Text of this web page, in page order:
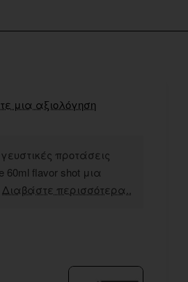
προτάσεις
60ml flavor shot μια
Διαβάστε περισσότερα..
μια αξιολόγηση